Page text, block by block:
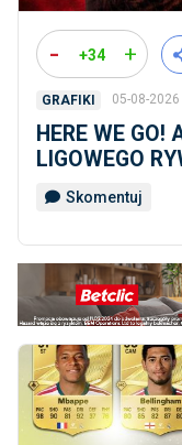
- +34 +
GRAFIKI 05-08-2026
HERE WE
LIGOWEGO
Skomentuj